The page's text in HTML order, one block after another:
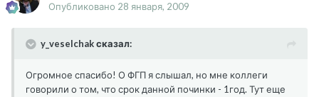
Опубликовано 28 января, 2009
y_veselchak сказал:
Огромное спасибо! О ФГП я слышал, но мне коллеги
говорили о том, что срок данной починки - 1год. Тут еще